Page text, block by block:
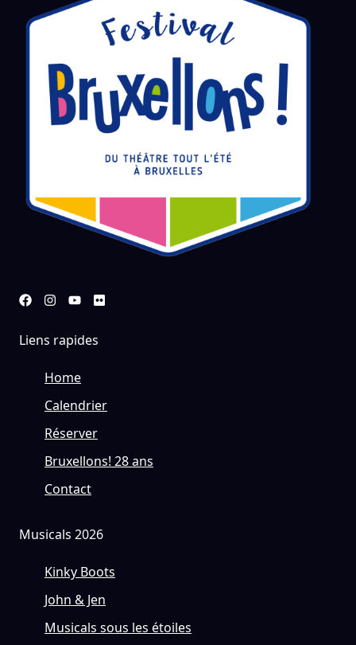
Liens rapides
Home
Calendrier
Réserver
Bruxellons! 28 ans
Contact
Musicals 2026
Kinky Boots
John & Jen
Musicals sous les étoiles